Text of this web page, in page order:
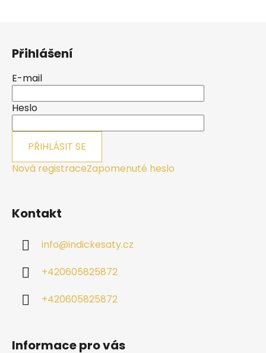
Přihlášení
E-mail
Heslo
PŘIHLÁSIT SE
Nová registraceZapomenuté heslo
Kontakt
info@indickesaty.cz
+420605825872
+420605825872
Informace pro vás